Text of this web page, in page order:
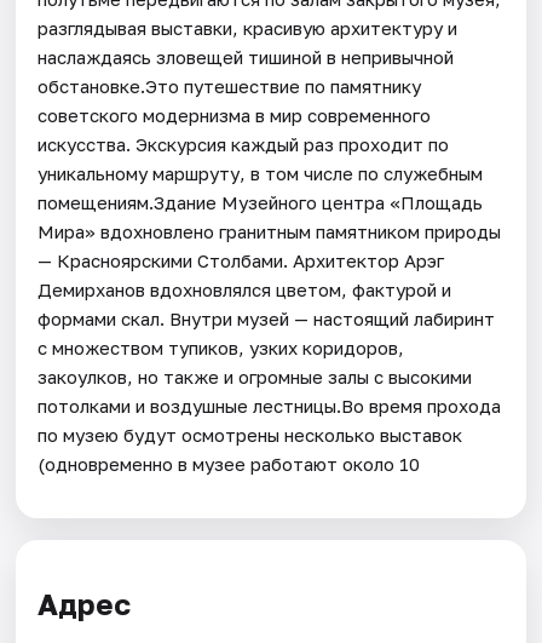
разглядывая выставки, красивую архитектуру и
наслаждаясь зловещей тишиной в непривычной
обстановке.Это путешествие по памятнику
советского модернизма в мир современного
искусства. Экскурсия каждый раз проходит по
уникальному маршруту, в том числе по служебным
помещениям.Здание Музейного центра «Площадь
Мира» вдохновлено гранитным памятником природы
— Красноярскими Столбами. Архитектор Арэг
Демирханов вдохновлялся цветом, фактурой и
формами скал. Внутри музей — настоящий лабиринт
с множеством тупиков, узких коридоров,
закоулков, но также и огромные залы с высокими
потолками и воздушные лестницы.Во время прохода
по музею будут осмотрены несколько выставок
(одновременно в музее работают около 10
Адрес